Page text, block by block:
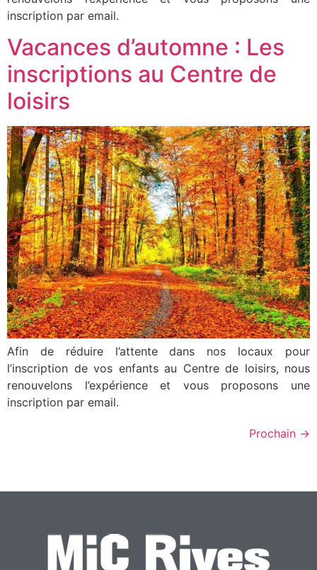
inscription par email.
Vacances d’automne : Les
inscriptions au Centre de
loisirs
Afin de réduire l’attente dans nos locaux pour
l’inscription de vos enfants au Centre de loisirs, nous
renouvelons l’expérience et vous proposons une
inscription par email.
Prochain →